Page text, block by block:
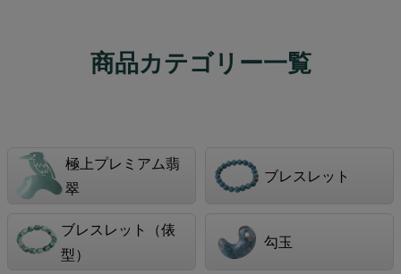
商品カテゴリー一覧
極上プレミアム翡
翠
ブレスレット
ブレスレット（俵
型）
勾玉